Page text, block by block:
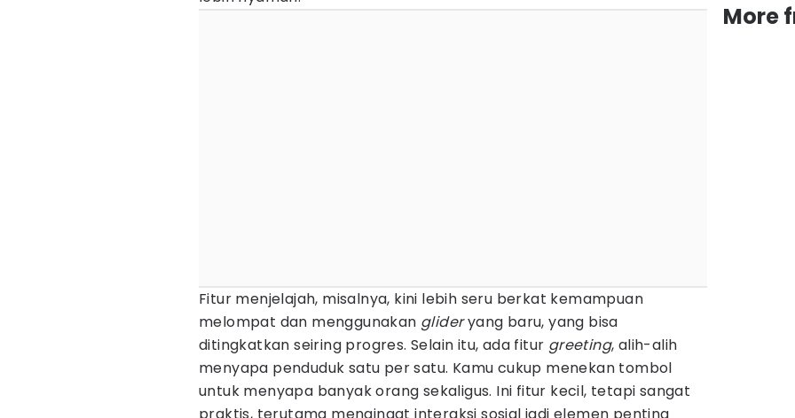
Fitur menjelajah, misalnya, kini lebih seru berkat kemampuan
melompat dan menggunakan glideryang baru, yang bisa
ditingkatkan seiring progres. Selain itu, ada fitur greeting, alih-alih
menyapa penduduk satu per satu. Kamu cukup menekan tombol
untuk menyapa banyak orang sekaligus. Ini fitur kecil, tetapi sangat
More